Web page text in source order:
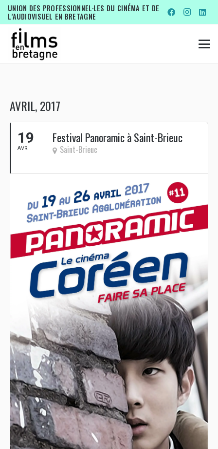
UNION DES PROFESSIONNEL·LES DU CINÉMA ET DE
L’AUDIOVISUEL EN BRETAGNE
AVRIL, 2017
19
AVR
Festival Panoramic à Saint-Brieuc
Saint-Brieuc